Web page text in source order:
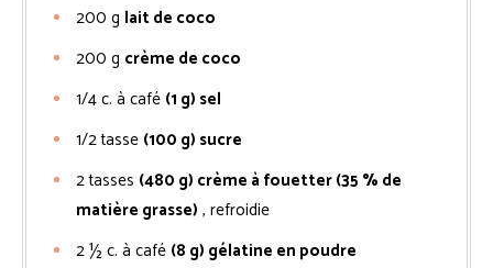
200 g lait de coco
200 g crème de coco
1/4c. à café (1 g) sel
1/2tasse (100 g) sucre
2tasses (480 g) crème à fouetter (35 % de
matière grasse) , refroidie
2 ½c. à café (8 g) gélatine en poudre